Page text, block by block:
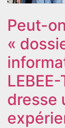
Peut-
«
dresse